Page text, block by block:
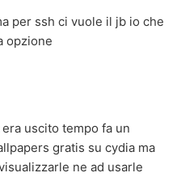
per ssh ci vuole il jb io che
opzione
uscito tempo fa un
gratis su cydia ma
ne ad usarle